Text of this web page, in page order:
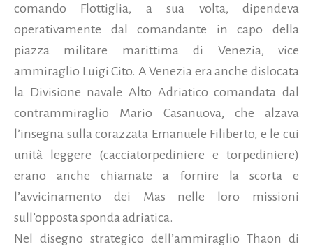
comando Flottiglia, a sua volta, dipendeva
operativamente dal comandante in capo della
piazza militare marittima di Venezia, vice
ammiraglio Luigi Cito. A Venezia era anche dislocata
la Divisione navale Alto Adriatico comandata dal
contrammiraglio Mario Casanuova, che alzava
l’insegna sulla corazzata Emanuele Filiberto, e le cui
unità leggere (cacciatorpediniere e torpediniere)
erano anche chiamate a fornire la scorta e
l’avvicinamento dei Mas nelle loro missioni
sull’opposta sponda adriatica.
Nel disegno strategico dell’ammiraglio Thaon di